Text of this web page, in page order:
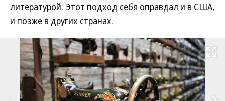
литературой. Этот подход себя оправдал и в США,
и позже в других странах.
Развернуть